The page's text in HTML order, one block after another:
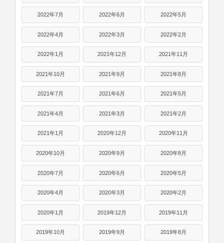
2022年7月 2022年6月 2022年5月
2022年4月 2022年3月 2022年2月
2022年1月 2021年12月 2021年11月
2021年10月 2021年9月 2021年8月
2021年7月 2021年6月 2021年5月
2021年4月 2021年3月 2021年2月
2021年1月 2020年12月 2020年11月
2020年10月 2020年9月 2020年8月
2020年7月 2020年6月 2020年5月
2020年4月 2020年3月 2020年2月
2020年1月 2019年12月 2019年11月
2019年10月 2019年9月 2019年8月